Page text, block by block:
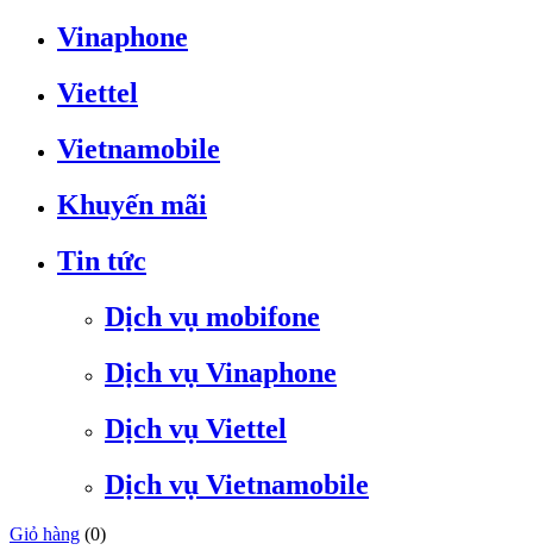
Vinaphone
Viettel
Vietnamobile
Khuyến mãi
Tin tức
Dịch vụ mobifone
Dịch vụ Vinaphone
Dịch vụ Viettel
Dịch vụ Vietnamobile
Giỏ hàng (0)